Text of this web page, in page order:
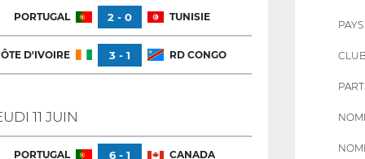
PORTUGAL 2 - 0 TUNISIE
D'IVOIRE 3 - 1 RD CONGO
11 JUIN
PORTUGAL 6 - 1 CANADA
PAYS